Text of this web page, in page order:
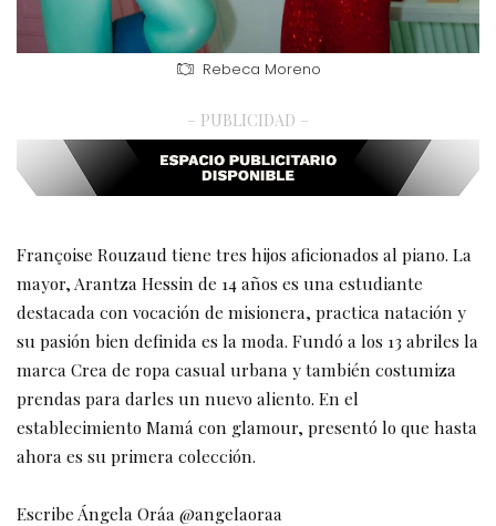
Rebeca Moreno
– PUBLICIDAD –
Françoise Rouzaud tiene tres hijos aficionados al piano. La
mayor, Arantza Hessin de 14 años es una estudiante
destacada con vocación de misionera, practica natación y
su pasión bien definida es la moda. Fundó a los 13 abriles la
marca Crea de ropa casual urbana y también costumiza
prendas para darles un nuevo aliento. En el
establecimiento Mamá con glamour, presentó lo que hasta
ahora es su primera colección.
Escribe Ángela Oráa @angelaoraa